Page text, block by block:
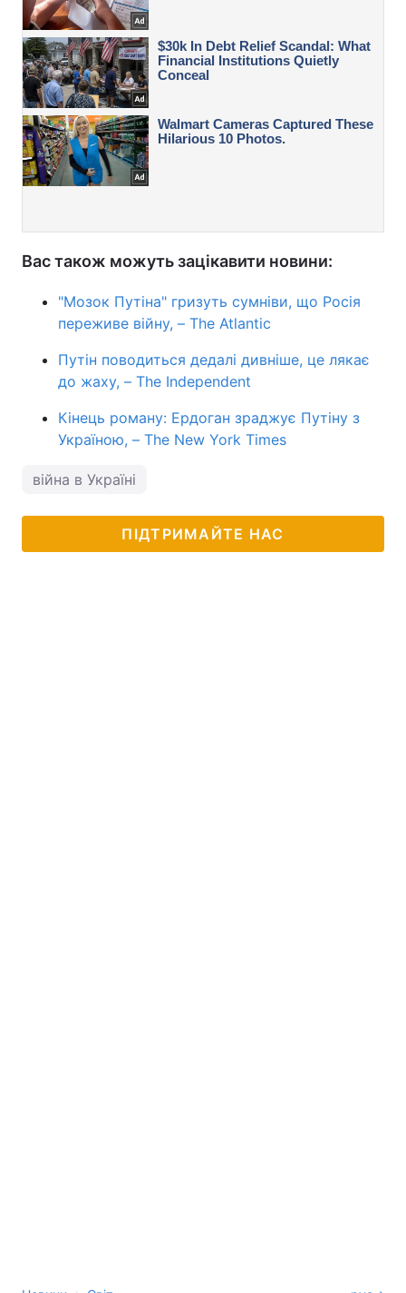
Вас також можуть зацікавити новини:
"Мозок Путіна" гризуть сумніви, що Росія
переживе війну, – The Atlantic
Путін поводиться дедалі дивніше, це лякає
до жаху, – The Independent
Кінець роману: Ердоган зраджує Путіну з
Україною, – The New York Times
війна в Україні
ПІДТРИМАЙТЕ НАС